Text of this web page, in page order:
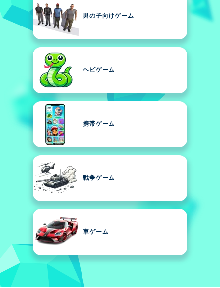
男の子向けゲーム
ヘビゲーム
携帯ゲーム
戦争ゲーム
車ゲーム